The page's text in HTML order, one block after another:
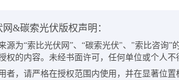
&碳索光伏版权声明：
源为“索比光伏网”、“碳索光伏"、"索比咨询”
权的内容。未经书面许可，任何单位或个人不
者，请严格在授权范围内使用，并在显著位